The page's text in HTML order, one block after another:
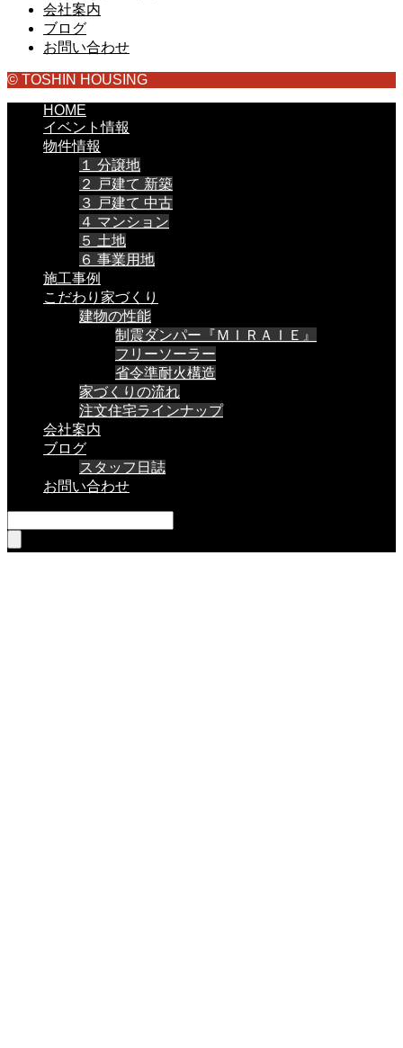
会社案内
ブログ
お問い合わせ
© TOSHIN HOUSING
HOME
イベント情報
物件情報
１ 分譲地
２ 戸建て 新築
３ 戸建て 中古
４ マンション
５ 土地
６ 事業用地
施工事例
こだわり家づくり
建物の性能
制震ダンパー『ＭＩＲＡＩＥ』
フリーソーラー
省令準耐火構造
家づくりの流れ
注文住宅ラインナップ
会社案内
ブログ
スタッフ日誌
お問い合わせ